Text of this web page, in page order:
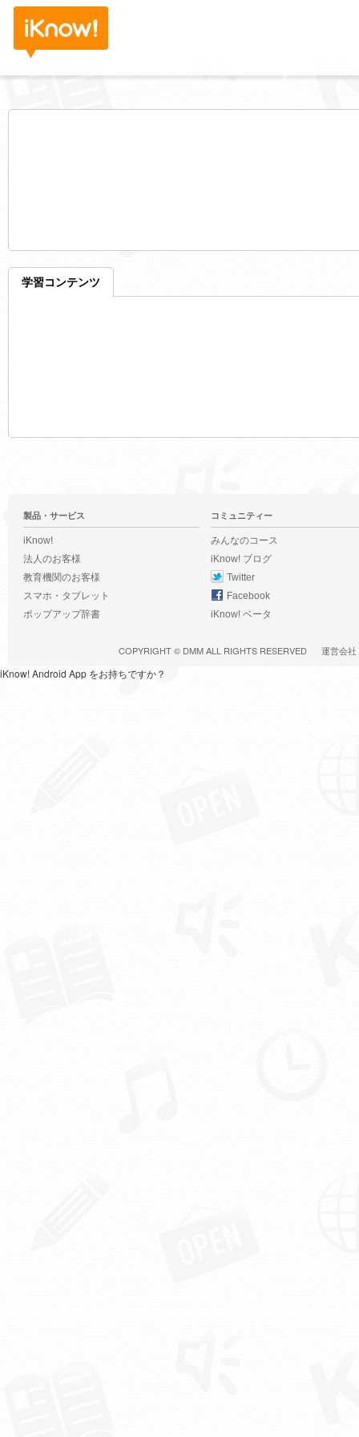
学習コンテンツ
製品・サービス
iKnow!
法人のお客様
教育機関のお客様
スマホ・タブレット
ポップアップ辞書
コミュニティー
みんなのコース
iKnow! ブログ
Twitter
Facebook
iKnow! ベータ
COPYRIGHT © DMMALL RIGHTS RESERVED 運営会社
iKnow! Android App をお持ちですか？